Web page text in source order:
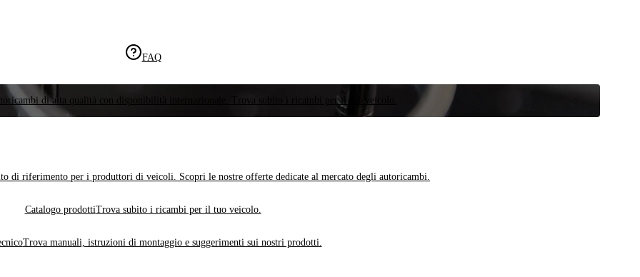
FAQ
di alta qualità con disponibilità internazionale. Trova subito i ricambi per il tuo veicolo.
di riferimento per i produttori di veicoli. Scopri le nostre offerte dedicate al mercato degli autoricambi.
Catalogo prodottiTrova subito i ricambi per il tuo veicolo.
Trova manuali, istruzioni di montaggio e suggerimenti sui nostri prodotti.